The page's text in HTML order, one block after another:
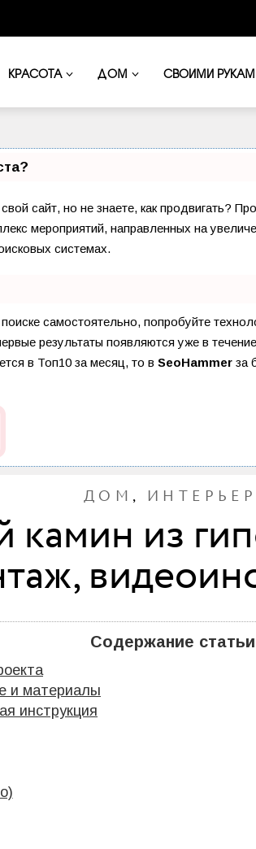
КРАСОТА ДОМ СВОИМИ
сайт, но не знаете, как продвигать?
мероприятий, направленных на
системах.
самостоятельно, попробуйте
результаты появляются уже в
в Топ10 за месяц, то в SeoHammer за
ДОМ , ИНТЕРЬЕР
из
Содержание статьи
и материалы
инструкция